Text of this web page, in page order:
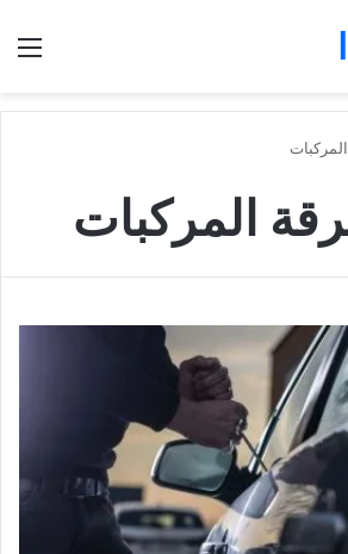
المركبات